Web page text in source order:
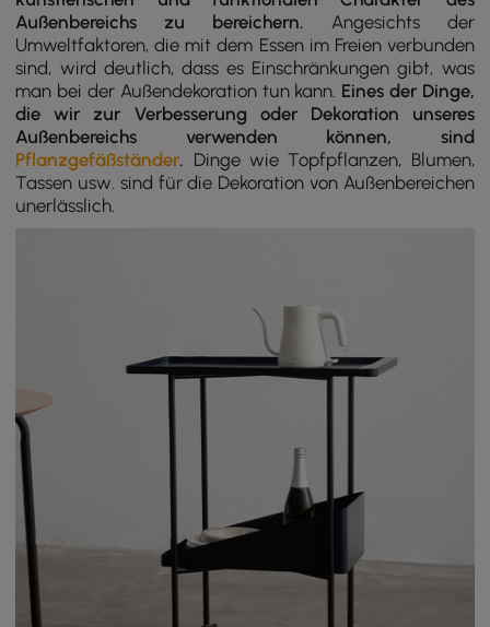
Außenbereichs zu bereichern. Angesichts der
Umweltfaktoren, die mit dem Essen im Freien verbunden
sind, wird deutlich, dass es Einschränkungen gibt, was
man bei der Außendekoration tun kann. Eines der Dinge,
die wir zur Verbesserung oder Dekoration unseres
Außenbereichs verwenden können, sind
Pflanzgefäßständer. Dinge wie Topfpflanzen, Blumen,
Tassen usw. sind für die Dekoration von Außenbereichen
unerlässlich.